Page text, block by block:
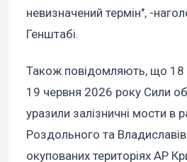
невизначений термін", -
Генштабі.
Також повідомляють, що 18
19 червня 2026 року Сили
уразили залізничні мости в
Роздольного та
окупованих територіях АР